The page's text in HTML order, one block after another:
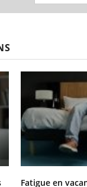
Fatigue en